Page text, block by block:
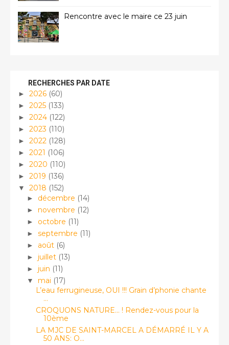
Rencontre avec le maire ce 23 juin
RECHERCHES PAR DATE
► 2026 (60)
► 2025 (133)
► 2024 (122)
► 2023 (110)
► 2022 (128)
► 2021 (106)
► 2020 (110)
► 2019 (136)
▼ 2018 (152)
► décembre (14)
► novembre (12)
► octobre (11)
► septembre (11)
► août (6)
► juillet (13)
► juin (11)
▼ mai (17)
L’eau ferrugineuse, OUI !!! Grain d’phonie chante
...
CROQUONS NATURE... ! Rendez-vous pour la
10ème
LA MJC DE SAINT-MARCEL A DÉMARRÉ IL Y A
50 ANS: O...